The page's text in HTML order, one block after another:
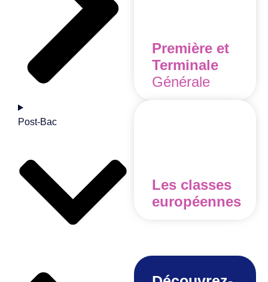
Post-Bac
Première et
Terminale
Générale
Les classes
européennes